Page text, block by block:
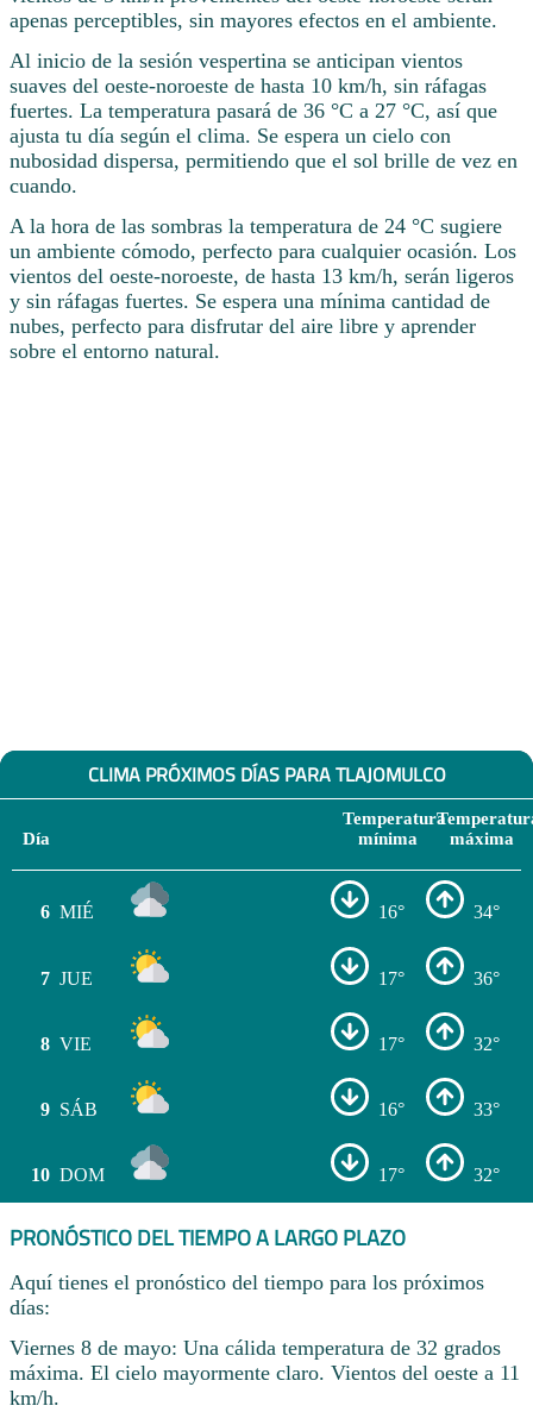
apenas perceptibles, sin mayores efectos en el ambiente.
Al inicio de la sesión vespertina se anticipan vientos
suaves del oeste-noroeste de hasta 10 km/h, sin ráfagas
fuertes. La temperatura pasará de 36 °C a 27 °C, así que
ajusta tu día según el clima. Se espera un cielo con
nubosidad dispersa, permitiendo que el sol brille de vez en
cuando.
A la hora de las sombras la temperatura de 24 °C sugiere
un ambiente cómodo, perfecto para cualquier ocasión. Los
vientos del oeste-noroeste, de hasta 13 km/h, serán ligeros
y sin ráfagas fuertes. Se espera una mínima cantidad de
nubes, perfecto para disfrutar del aire libre y aprender
sobre el entorno natural.
CLIMA PRÓXIMOS DÍAS PARA TLAJOMULCO
Día
Temperatura
mínima
máxima
6 MIÉ 16° 34°
7 JUE 17° 36°
8 VIE 17° 32°
9 SÁB 16° 33°
10 DOM 17° 32°
PRONÓSTICO DEL TIEMPO A LARGO PLAZO
Aquí tienes el pronóstico del tiempo para los próximos
días:
Viernes 8 de mayo: Una cálida temperatura de 32 grados
máxima. El cielo mayormente claro. Vientos del oeste a 11
km/h.